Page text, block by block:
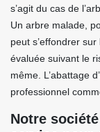
s’agit du cas de
Un arbre malade,
peut s’effondrer
évaluée suivant le
même. L’abattage
professionnel
Notre